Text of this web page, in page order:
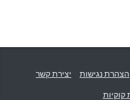
נגישות יצירת קשר